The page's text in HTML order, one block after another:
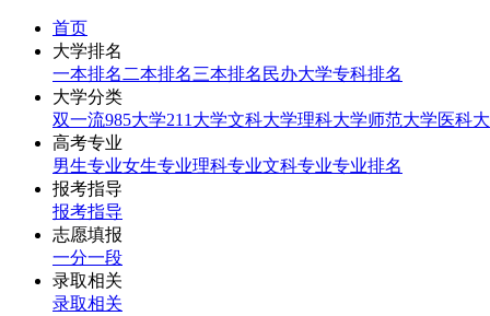
首页
大学排名
一本排名 二本排名三本排名 民办大学专科排名
大学分类
双一流985大学211大学文科大学理科大学师范大学医科
高考专业
男生专业女生专业理科专业文科专业专业排名
报考指导
报考指导
志愿填报
一分一段
录取相关
录取相关